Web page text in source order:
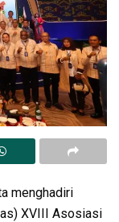
menghadiri
XVIII Asosiasi